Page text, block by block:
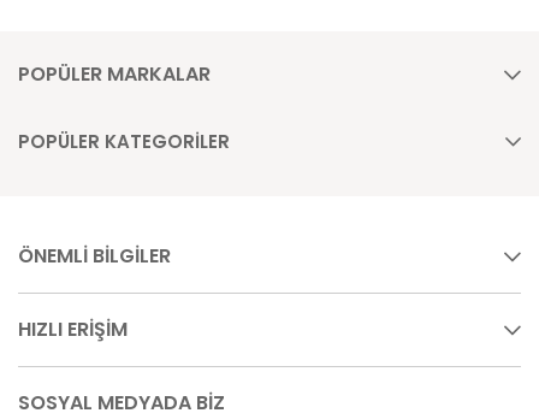
POPÜLER MARKALAR
POPÜLER KATEGORİLER
ÖNEMLİ BİLGİLER
HIZLI ERİŞİM
SOSYAL MEDYADA BİZ